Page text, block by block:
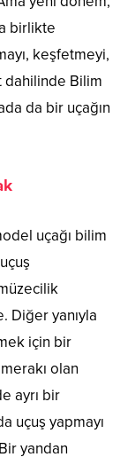
birlikte
keşfetmeyi,
Bilim
da bir uçağın
uçağı bilim
Diğer yanıyla
için bir
olan
ayrı bir
uçuş yapmayı
yandan